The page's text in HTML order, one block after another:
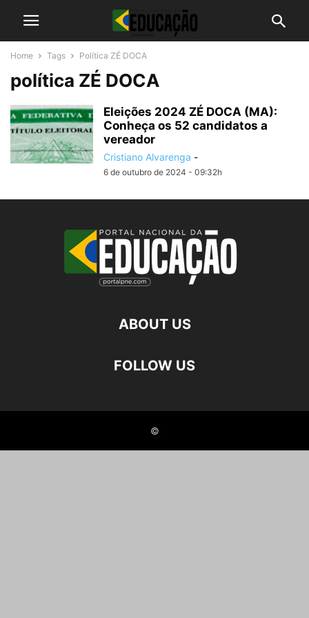
Home Tags Política ZÉ DOCA
política ZÉ DOCA
Eleições 2024 ZÉ DOCA (MA):
Conheça os 52 candidatos a
vereador
Cristiano Alvarenga -
6 de outubro de 2024 - 09:32h
ABOUT US
FOLLOW US
©